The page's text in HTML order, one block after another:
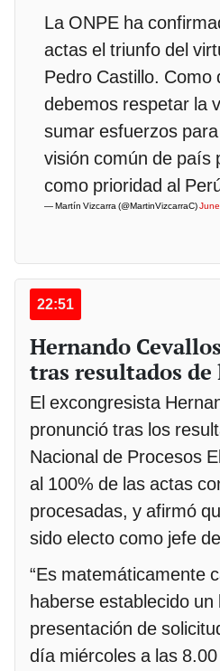
La ONPE ha
actas el triunfo del
Pedro Castillo. Como
debemos respetar la
sumar esfuerzos
visión común de país
como prioridad al
— Martín Vizcarra (@MartinVizcarraC)
22:51
Hernando
tras resultados de
El excongresista
pronunció tras los
Nacional de Procesos
al 100% de las actas
procesadas, y afirmó
sido electo como jefe
“Es matemáticamente
haberse establecido
presentación de
día miércoles a las